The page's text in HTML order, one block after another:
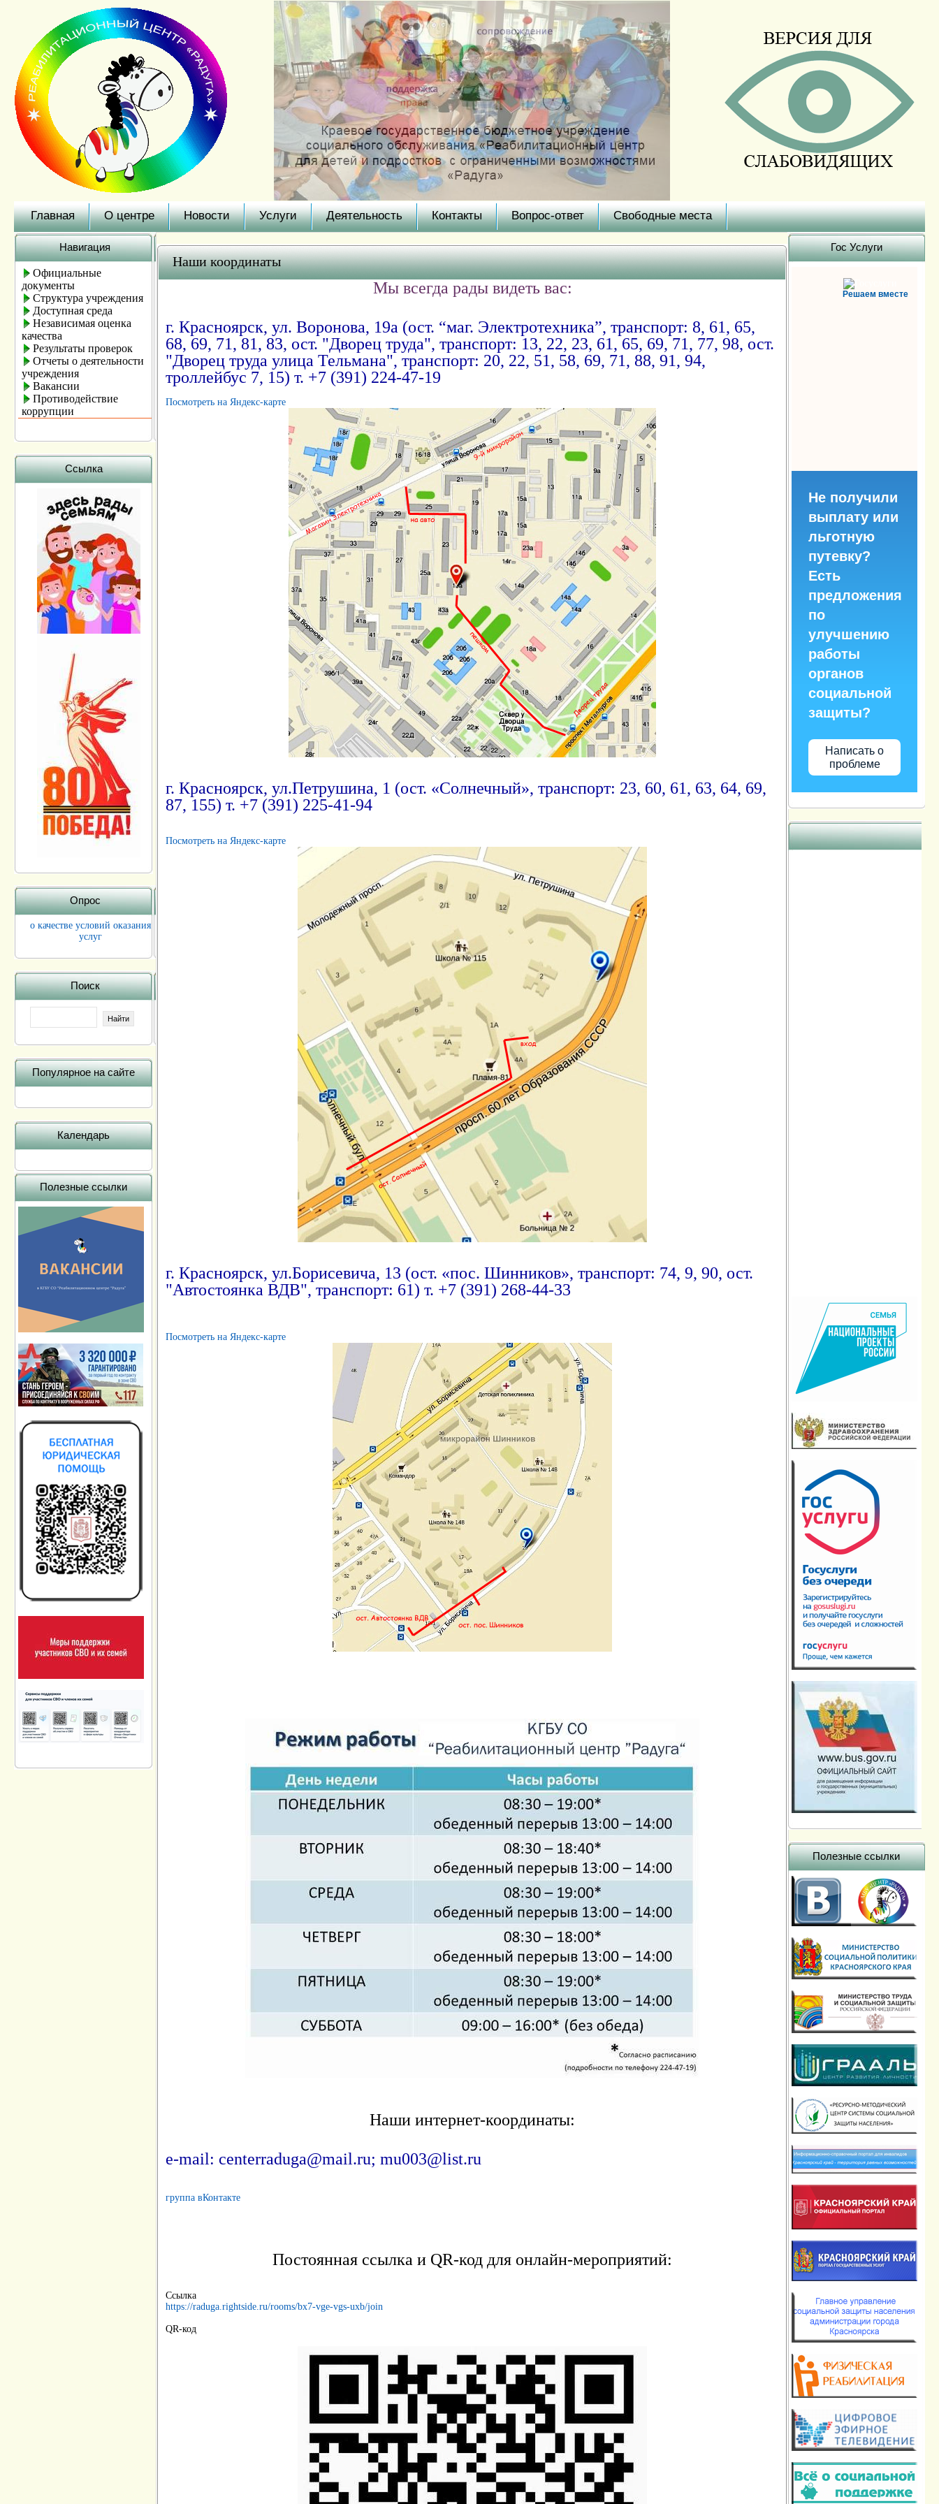
Главная О центре Новости Услуги Деятельность Контакты Вопрос-ответ Свободные места
Навигация
Официальные
документы
Структура учреждения
Доступная среда
Независимая оценка
качества
Результаты проверок
Отчеты о деятельности
учреждения
Вакансии
Противодействие
коррупции
Ссылка
Опрос
о качестве условий оказания
услуг
Поиск
Популярное на сайте
Календарь
Полезные ссылки
Наши координаты
Мы всегда рады видеть вас:
г. Красноярск, ул. Воронова, 19а (ост. “маг. Электротехника”, транспорт: 8, 61, 65,
68, 69, 71, 81, 83, ост. "Дворец труда", транспорт: 13, 22, 23, 61, 65, 69, 71, 77, 98, ост.
"Дворец труда улица Тельмана", транспорт: 20, 22, 51, 58, 69, 71, 88, 91, 94,
троллейбус 7, 15) т. +7 (391) 224-47-19
Посмотреть на Яндекс-карте
г. Красноярск, ул.Петрушина, 1 (ост. «Солнечный», транспорт: 23, 60, 61, 63, 64, 69,
87, 155) т. +7 (391) 225-41-94
Посмотреть на Яндекс-карте
г. Красноярск, ул.Борисевича, 13 (ост. «пос. Шинников», транспорт: 74, 9, 90, ост.
"Автостоянка ВДВ", транспорт: 61) т. +7 (391) 268-44-33
Посмотреть на Яндекс-карте
Наши интернет-координаты:
e-mail: centerraduga@mail.ru; mu003@list.ru
группа вКонтакте
Постоянная ссылка и QR-код для онлайн-мероприятий:
Ссылка
https://raduga.rightside.ru/rooms/bx7-vge-vgs-uxb/join
QR-код
Гоc Услуги
Решаем вместе
Не получили
выплату или
льготную
путевку?
Есть
предложения
по
улучшению
работы
органов
социальной
защиты?
Написать о
проблеме
Полезные ссылки